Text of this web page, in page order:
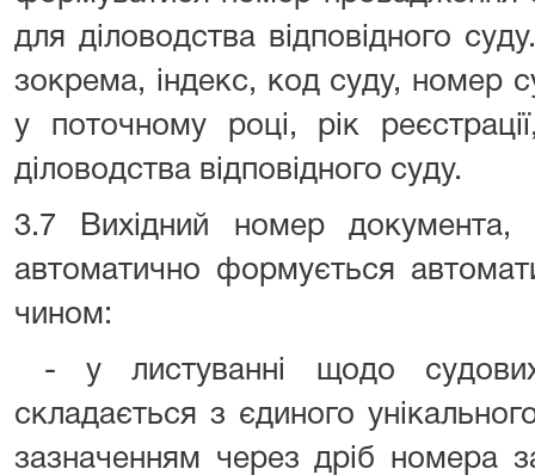
для діловодства відповідного
зокрема, індекс, код суду, номер
у поточному році, рік
діловодства відповідного суду.
3.7 Вихідний номер документа,
автоматично формується
чином:
- у листуванні щодо
складається з єдиного
зазначенням через дріб номера